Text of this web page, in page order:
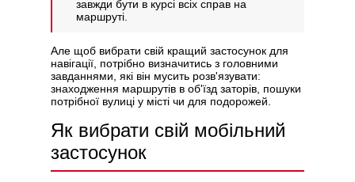
завжди бути в курсі всіх справ на
маршруті.
Але щоб вибрати свій кращий застосунок для
навігації, потрібно визначитись з головними
завданнями, які він мусить розв'язувати:
знаходження маршрутів в об'їзд заторів, пошуки
потрібної вулиці у місті чи для подорожей.
Як вибрати свій мобільний
застосунок